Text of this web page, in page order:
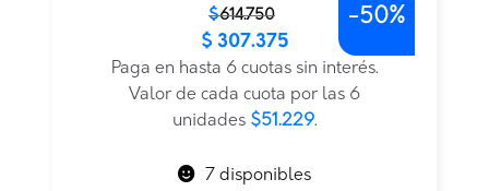
$614.750
original
actual
$ 307.375
Paga en hasta 6 cuotas sin interés.
Valor de cada cuota por las 6
unidades $51.229.
-50%
7 disponibles